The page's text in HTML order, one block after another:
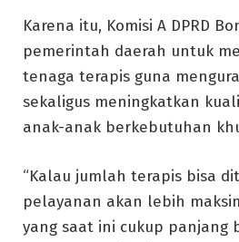
Karena itu, Komisi A DPRD
pemerintah daerah untuk
tenaga terapis guna
sekaligus meningkatkan
anak-anak berkebutuhan
“Kalau jumlah terapis bisa
pelayanan akan lebih
yang saat ini cukup panjang